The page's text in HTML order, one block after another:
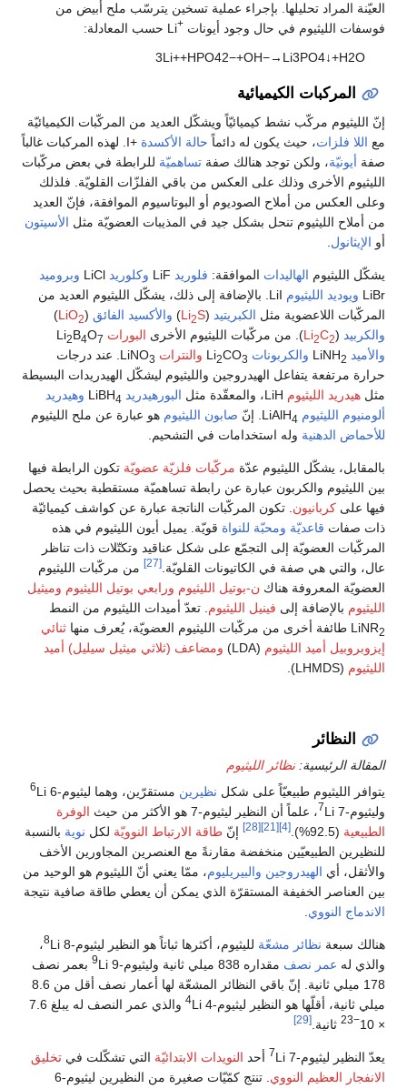
العيّنة المراد تحليلها. بإجراء عملية تسخين يترسّب ملح أبيض من
فوسفات الليثيوم في حال وجود أيونات +Li حسب المعادلة:
3L i++HPO42−+OH−→ L i3PO4↓+H2O
المركبات الكيميائية
إنّ الليثيوم مركّب نشط كيميائيّاً ويشكّل العديد من المركّبات الكيميائيّة
مع اللا فلزات، حيث يكون له دائماً حالة الأكسدة
+I. لهذه المركبات غالباً
صفة أيونيّة، ولكن توجد هنالك صفة تساهميّة للرابطة في بعض مركّبات
الليثيوم الأخرى وذلك على العكس من باقي الفلزّات القلويّة. فلذلك
وعلى العكس من أملاح الصوديوم أو البوتاسيوم الموافقة، فإنّ العديد
من أملاح الليثيوم تنحل بشكل جيد في المذيبات العضويّة مثل الأسيتون
أو الإيثانول
يشكّل الليثيوم الهاليدات الموافقة: فلوريد وكلوريد
وبروميد
LiBr ويوديد الليثيوم
LiI. بالإضافة إلى ذلك، يشكّل الليثيوم العديد من
المركّبات اللاعضوية مثل الكبريتيد (
Li2S
) والأكسيد الفائق (
LiO2
)
والكربيد (
Li2C2 ). من مركّبات الليثيوم الأخرى البورات 2B4O7
والأميد 2 والكربونات 2CO3 والنترات 3
. عند درجات
حرارة مرتفعة يتفاعل الهيدروجين والليثيوم ليشكّل الهيدريدات البسيطة
مثل هيدريد الليثيوم البورهيدريد 4
وهيدريد
ألومنيوم الليثيوم 4 . إنّ صابون الليثيوم هو عبارة عن ملح الليثيوم
للأحماض الدهنية وله استخدامات في التشحيم.
بالمقابل، يشكّل الليثيوم عدّة مركّبات فلزيّة عضويّة تكون الرابطة فيها
بين الليثيوم والكربون عبارة عن رابطة تساهميّة مستقطبة بحيث يحصل
فيها على كربانيون . تكون المركّبات الناتجة عبارة عن كواشف كيميائيّة
ذات صفات قاعديّة ومحبّة للنواة قويّة. يميل أيون الليثيوم في هذه
المركّبات العضويّة إلى التجمّع على شكل عناقيد وتكتّلات ذات تناظر
عال، والتي هي صفة في الكاتيونات القلويّة. [27]
من مركّبات الليثيوم
العضويّة المعروفة هناك ن-بوتيل الليثيوم ورابعي بوتيل الليثيوم وميثيل
الليثيوم بالإضافة إلى فينيل الليثيوم . تعدّ أميدات الليثيوم من النمط
LiNR2 طائفة أخرى من مركّبات الليثيوم العضويّة، يُعرف منها ثنائي
إيزوبروبيل أميد الليثيوم (LDA)
ومضاعف (ثلاثي ميثيل سيليل) أميد
الليثيوم (LHMDS).
النظائر
المقالة الرئيسية:نظائر الليثيوم
يتوافر الليثيوم طبيعيّاً على شكل نظيرين مستقرّين، وهما ليثيوم-6 6Li
وليثيوم-7
7Li، علماً أن النظير ليثيوم-7 هو الأكثر من حيث
الوفرة
الطبيعية (92.5%).
[4]
[21]
[28] إنّ طاقة الارتباط النوويّة لكل نوية بالنسبة
للنظيرين الطبيعيّين منخفضة مقارنةً مع العنصرين المجاورين الأخف
والأثقل، أي الهيدروجين والبيريليوم، ممّا يعني أنّ الليثيوم هو الوحيد من
بين العناصر الخفيفة المستقرّة الذي يمكن أن يعطي طاقة صافية نتيجة
الاندماج النووي.
هنالك سبعة نظائر مشعّة لليثيوم، أكثرها ثباتاً هو النظير ليثيوم-8 8Li،
والذي له عمر نصف مقداره 838 ميلي ثانية وليثيوم-9 9 Li بعمر نصف
178 ميلي ثانية. إنّ باقي النظائر المشعّة لها أعمار نصف أقل من 8.6
ميلي ثانية، أقلّها هو النظير ليثيوم-4
4
Li والذي عمر النصف له يبلغ 7.6
× 10
−23 ثانية.[29]
يعدّ النظير ليثيوم-7 7Li أحد النويدات الابتدائيّة التي تشكّلت في تخليق
الانفجار العظيم النووي
. تنتج كمّيّات صغيرة من النظيرين ليثيوم-6